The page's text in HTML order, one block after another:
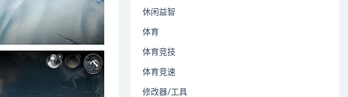
休闲益智
体育
体育竞技
体育竞速
修改器/工具